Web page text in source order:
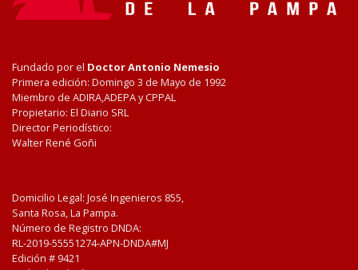
Fundado por el Doctor Antonio Nemesio
Primera edición: Domingo 3 de Mayo de 1992
Miembro de ADIRA,ADEPA y CPPAL
Propietario: El Diario SRL
Director Periodístico:
Walter René Goñi
Domicilio Legal: José Ingenieros 855,
Santa Rosa, La Pampa.
Número de Registro DNDA:
RL-2019-55551274-APN-DNDA#MJ
Edición # 9421